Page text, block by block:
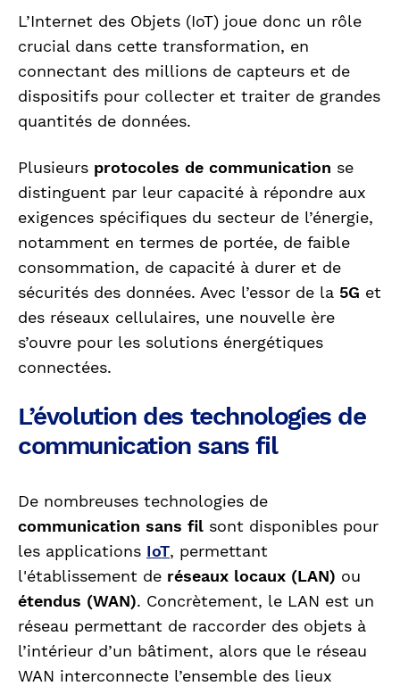
L’Internet des Objets (IoT) joue donc un rôle
crucial dans cette transformation, en
connectant des millions de capteurs et de
dispositifs pour collecter et traiter de grandes
quantités de données.
Plusieurs protocoles de communication se
distinguent par leur capacité à répondre aux
exigences spécifiques du secteur de l’énergie,
notamment en termes de portée, de faible
consommation, de capacité à durer et de
sécurités des données. Avec l’essor de la 5G et
des réseaux cellulaires, une nouvelle ère
s’ouvre pour les solutions énergétiques
connectées.
L’évolution des technologies de
communication sans fil
De nombreuses technologies de
communication sans fil sont disponibles pour
les applications IoT, permettant
l'établissement de réseaux locaux (LAN) ou
étendus (WAN). Concrètement, le LAN est un
réseau permettant de raccorder des objets à
l’intérieur d’un bâtiment, alors que le réseau
WAN interconnecte l’ensemble des lieux